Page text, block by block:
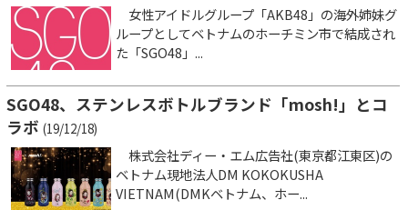
女性アイドルグループ「AKB48」の海外姉妹グ
ループとしてベトナムのホーチミン市で結成され
た「SGO48」...
SGO48、ステンレスボトルブランド「mosh!」とコ
ラボ (19/12/18)
株式会社ディー・エム広告社(東京都江東区)の
ベトナム現地法人DM KOKOKUSHA
VIETNAM(DMKベトナム、ホー...